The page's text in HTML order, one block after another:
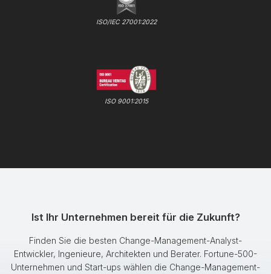
ISO/IEC 27001:2022
ISO 9001:2015
Ist Ihr Unternehmen bereit für die Zukunft?
Finden Sie die besten Change-Management-Analyst-
Entwickler, Ingenieure, Architekten und Berater. Fortune-500-
Unternehmen und Start-ups wählen die Change-Management-